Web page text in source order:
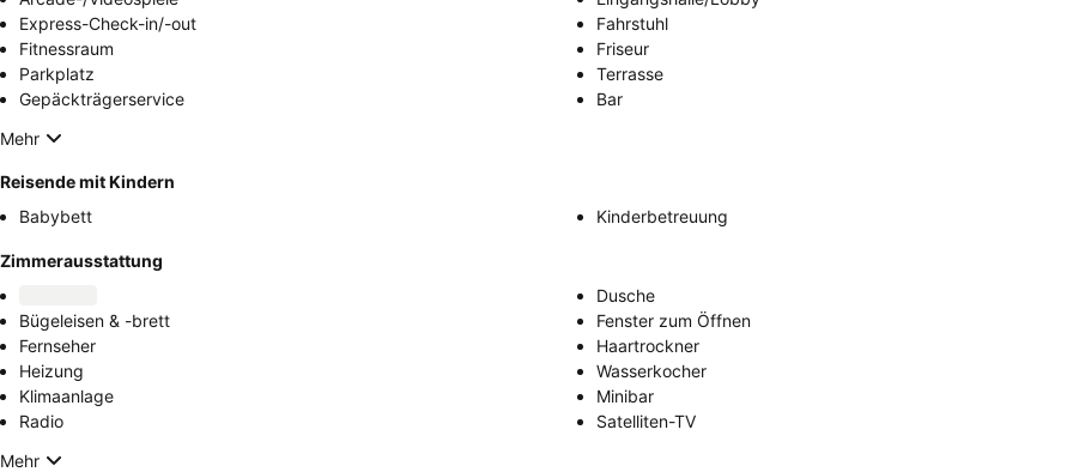
Express-Check-in/-out
Fahrstuhl
Fitnessraum
Friseur
Parkplatz
Terrasse
Gepäckträgerservice
Bar
Mehr
Reisende mit Kindern
Babybett
Kinderbetreuung
Zimmerausstattung
Dusche
Bügeleisen & -brett
Fenster zum Öffnen
Fernseher
Haartrockner
Heizung
Wasserkocher
Klimaanlage
Minibar
Radio
Satelliten-TV
Mehr